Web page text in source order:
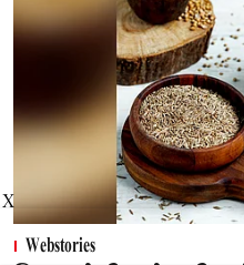
Webstories
X